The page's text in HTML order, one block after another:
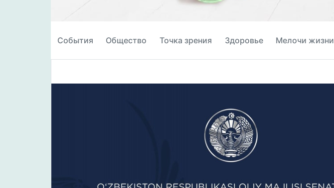
События Общество Точка зрения Здоровье Мелочи жизни